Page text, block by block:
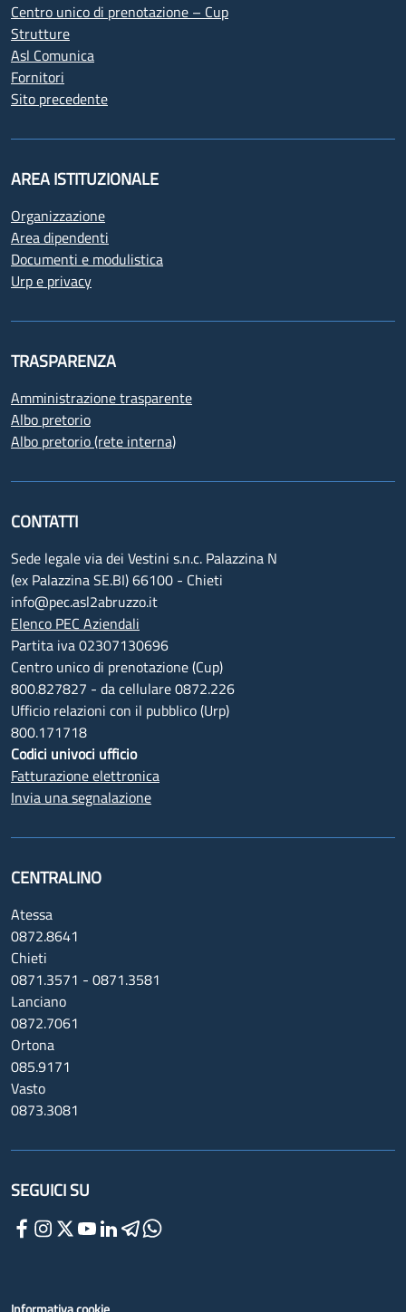
Centro unico di prenotazione – Cup
Strutture
Asl Comunica
Fornitori
Sito precedente
AREA ISTITUZIONALE
Organizzazione
Area dipendenti
Documenti e modulistica
Urp e privacy
TRASPARENZA
Amministrazione trasparente
Albo pretorio
Albo pretorio (rete interna)
CONTATTI
Sede legale via dei Vestini s.n.c. Palazzina N
(ex Palazzina SE.BI) 66100 - Chieti
info@pec.asl2abruzzo.it
Elenco PEC Aziendali
Partita iva 02307130696
Centro unico di prenotazione (Cup)
800.827827 - da cellulare 0872.226
Ufficio relazioni con il pubblico (Urp)
800.171718
Codici univoci ufficio
Fatturazione elettronica
Invia una segnalazione
CENTRALINO
Atessa
0872.8641
Chieti
0871.3571 - 0871.3581
Lanciano
0872.7061
Ortona
085.9171
Vasto
0873.3081
SEGUICI SU